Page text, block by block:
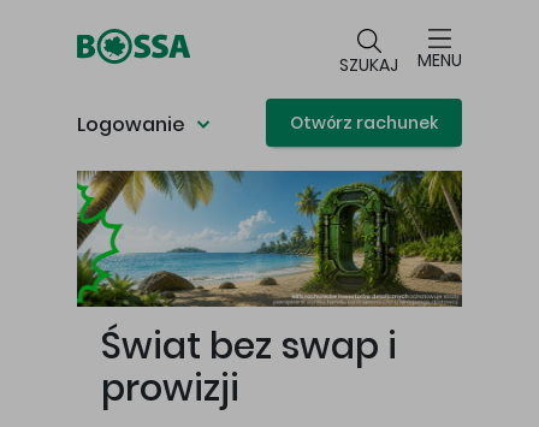
SZUKAJ MENU
Logowanie Otwórz rachunek
Główna treść
Świat bez swap i
prowizji